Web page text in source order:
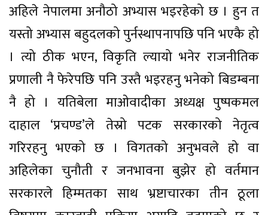
अहिले नेपालमा अनौठो अभ्यास भइरहेको छ । हुन त
यस्तो अभ्यास बहुदलको पुर्नस्थापनापछि पनि भएकै हो
। त्यो ठीक भएन, विकृति ल्यायो भनेर राजनीतिक
प्रणाली नै फेरेपछि पनि उस्तै भइरहनु भनेको बिडम्बना
नै हो । यतिबेला माओवादीका अध्यक्ष पुष्पकमल
दाहाल ‘प्रचण्ड’ले तेस्रो पटक सरकारको नेतृत्व
गरिरहनु भएको छ । विगतको अनुभवले हो वा
अहिलेका चुनौती र जनभावना बुझेर हो वर्तमान
सरकारले हिम्मतका साथ भ्रष्टाचारका तीन ठूला